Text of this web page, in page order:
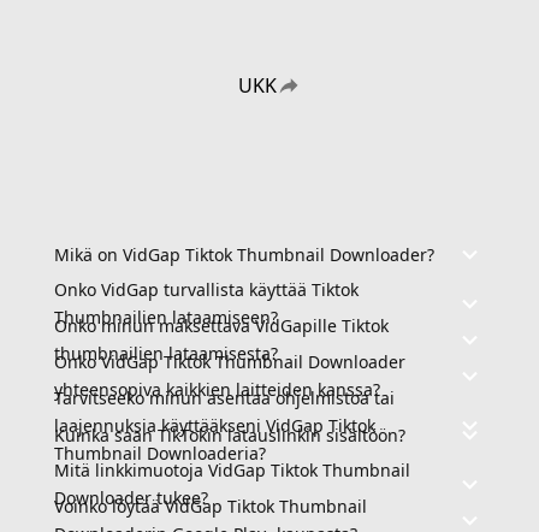
UKK
Mikä on VidGap Tiktok Thumbnail Downloader?
Onko VidGap turvallista käyttää Tiktok
Thumbnailien lataamiseen?
Onko minun maksettava VidGapille Tiktok
thumbnailien lataamisesta?
Onko VidGap Tiktok Thumbnail Downloader
yhteensopiva kaikkien laitteiden kanssa?
Tarvitseeko minun asentaa ohjelmistoa tai
laajennuksia käyttääkseni VidGap Tiktok
Thumbnail Downloaderia?
Kuinka saan TikTokin latauslinkin sisältöön?
Mitä linkkimuotoja VidGap Tiktok Thumbnail
Downloader tukee?
Voinko löytää VidGap Tiktok Thumbnail